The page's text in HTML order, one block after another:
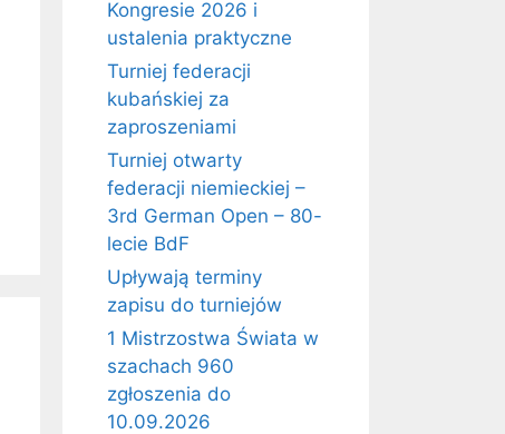
Kongresie 2026 i
ustalenia praktyczne
Turniej federacji
kubańskiej za
zaproszeniami
Turniej otwarty
federacji niemieckiej –
3rd German Open – 80-
lecie BdF
Upływają terminy
zapisu do turniejów
1 Mistrzostwa Świata w
szachach 960
zgłoszenia do
10.09.2026